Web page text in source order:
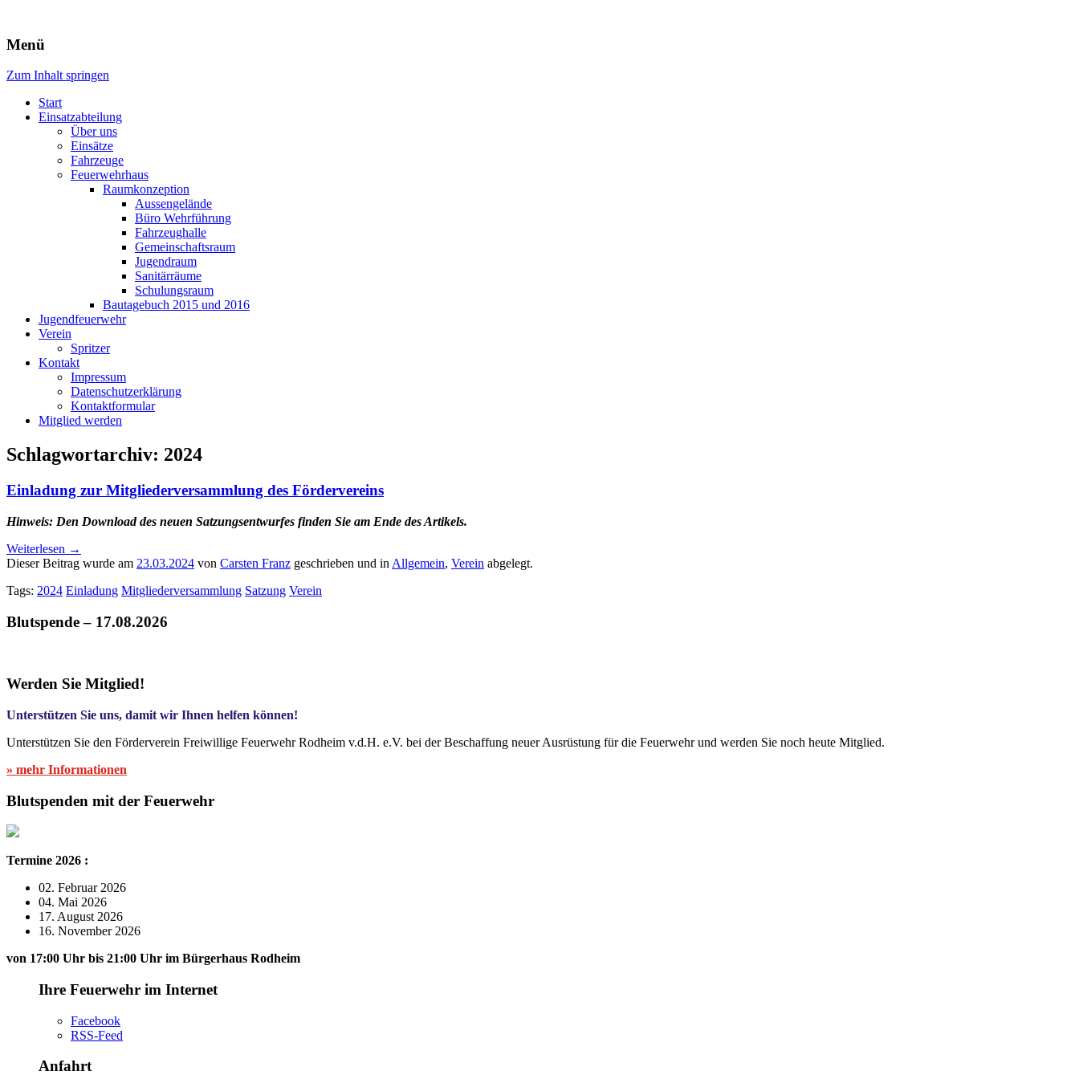
Freiwillige Feuerwehr Rodheim v.d.H.
Menü
Zum Inhalt springen
Start
Einsatzabteilung
Über uns
Einsätze
Fahrzeuge
Feuerwehrhaus
Raumkonzeption
Aussengelände
Büro Wehrführung
Fahrzeughalle
Gemeinschaftsraum
Jugendraum
Sanitärräume
Schulungsraum
Bautagebuch 2015 und 2016
Jugendfeuerwehr
Verein
Spritzer
Kontakt
Impressum
Datenschutzerklärung
Kontaktformular
Mitglied werden
Schlagwortarchiv: 2024
Einladung zur Mitgliederversammlung des Fördervereins
Hinweis: Den Download des neuen Satzungsentwurfes finden Sie am Ende des Artikels.
Weiterlesen →
Dieser Beitrag wurde am 23.03.2024 von Carsten Franz geschrieben und in Allgemein, Verein abgelegt.
Tags: 2024 Einladung Mitgliederversammlung Satzung Verein
Blutspende – 17.08.2026
Werden Sie Mitglied!
Unterstützen Sie uns, damit wir Ihnen helfen können!
Unterstützen Sie den Förderverein Freiwillige Feuerwehr Rodheim v.d.H. e.V. bei der Beschaffung neuer Ausrüstung für die Feuerwehr und werden Sie noch heute Mitglied.
» mehr Informationen
Blutspenden mit der Feuerwehr
Termine 2026 :
02. Februar 2026
04. Mai 2026
17. August 2026
16. November 2026
von 17:00 Uhr bis 21:00 Uhr im Bürgerhaus Rodheim
Ihre Feuerwehr im Internet
Facebook
RSS-Feed
Anfahrt